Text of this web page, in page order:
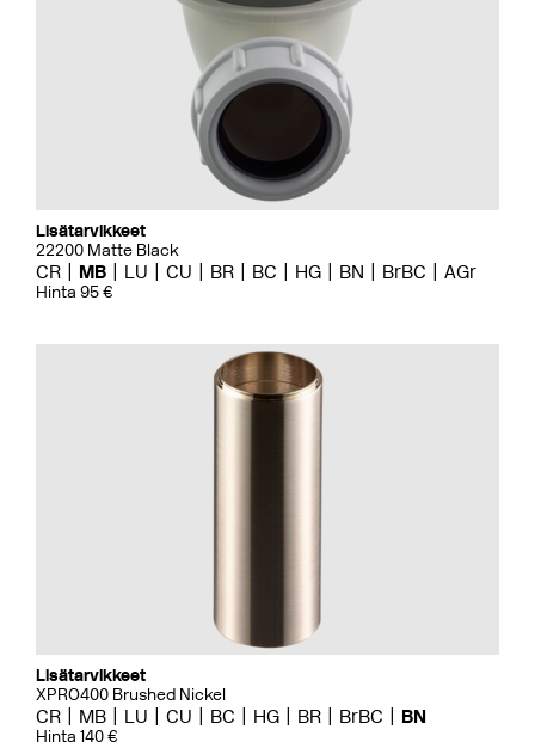
Lisätarvikkeet
22200 Matte Black
CR MB LU CU BR BC HG BN BrBC AGr
Hinta 95 €
Lisätarvikkeet
XPRO400 Brushed Nickel
CR MB LU CU BC HG BR BrBC BN
Hinta 140 €